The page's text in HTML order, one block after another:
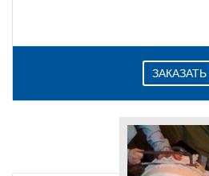
ЗАКАЗАТЬ